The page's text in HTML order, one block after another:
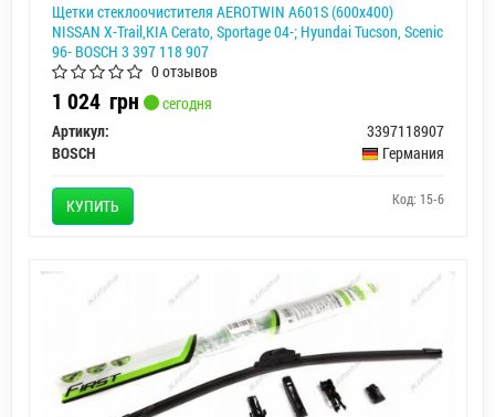
Щетки стеклоочистителя AEROTWIN A601S (600x400)
NISSAN X-Trail,KIA Cerato, Sportage 04-; Hyundai Tucson, Scenic
96- BOSCH 3 397 118 907
0 отзывов
1 024 грн
сегодня
Артикул:
3397118907
BOSCH
Германия
КУПИТЬ Код: 15-6